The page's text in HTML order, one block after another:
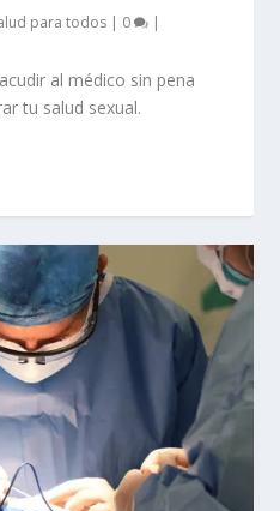
para todos | 0 |
al médico sin pena
tu salud sexual.